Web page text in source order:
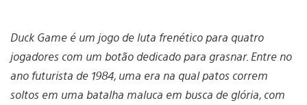
Duck Game é um jogo de luta frenético para quatro
jogadores com um botão dedicado para grasnar. Entre no
ano futurista de 1984, uma era na qual patos correm
soltos em uma batalha maluca em busca de glória, com